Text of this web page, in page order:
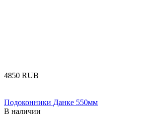
‍4850‍ RUB
Подоконники Данке 550мм
В наличии